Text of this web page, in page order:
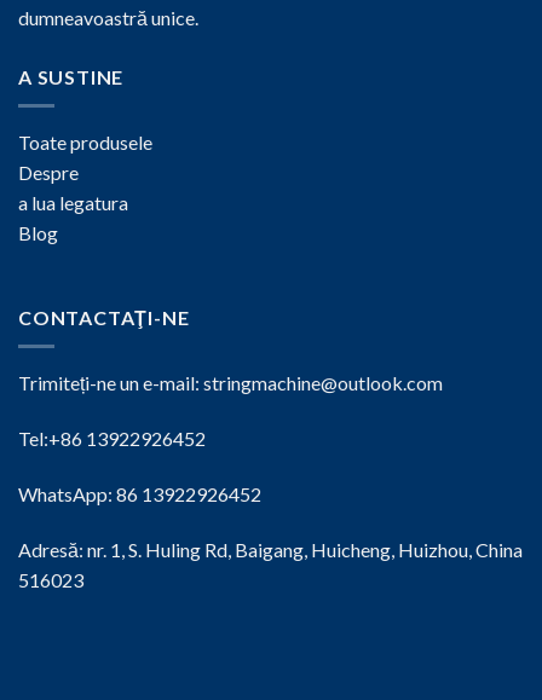
dumneavoastră unice.
A SUSTINE
Toate produsele
Despre
a lua legatura
Blog
CONTACTAŢI-NE
Trimiteți-ne un e-mail: stringmachine@outlook.com
Tel:+86 13922926452
WhatsApp: 86 13922926452
Adresă: nr. 1, S. Huling Rd, Baigang, Huicheng, Huizhou, China
516023